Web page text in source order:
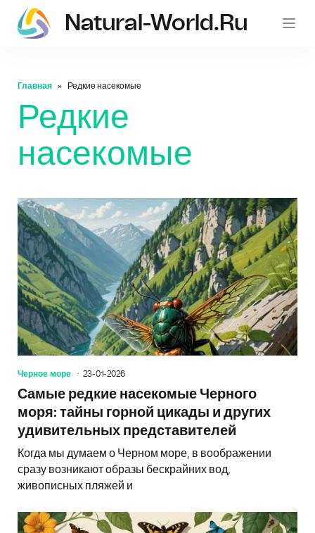
Natural-World.ru
Главная Редкие насекомые
Редкие
насекомые
Черное море 23-01-2026
Самые редкие насекомые Черного
моря: тайны горной цикады и других
удивительных представителей
Когда мы думаем о Черном море, в воображении
сразу возникают образы бескрайних вод,
живописных пляжей и